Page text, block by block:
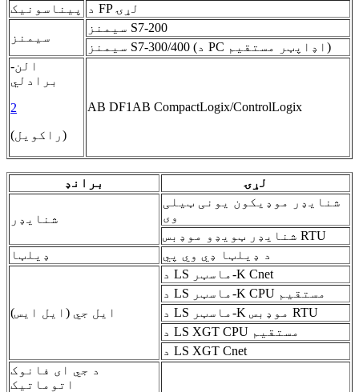
پیناسونیک
د FP لړۍ
سیمنز
سیمنز S7-200
سیمنز S7-300/400 (د PC اډاپټر مستقیم)
الن-
برادلي
2
(راکویل)
AB DF1 AB CompactLogix/ControlLogix
برانډ لړۍ
شنایډر
شنایډر موډیکون یونی ټیلی
وی
شنایډر ټویډو موډبس RTU
ډیلټا
د ډیلټا ډي وي پي
ایل جي (ایل ایس)
د LS ماسټر-K Cnet
د LS ماسټر-K CPU مستقیم
د LS ماسټر-K موډبس RTU
د LS XGT CPU مستقیم
د LS XGT Cnet
د جي ای فانوک
اتوماتیک